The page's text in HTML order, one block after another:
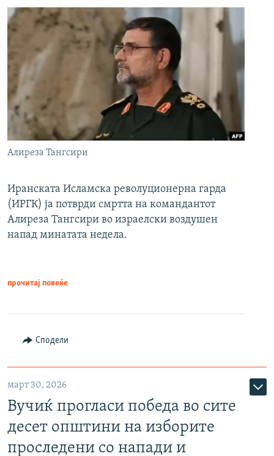
Алиреза Тангсири
Иранската Исламска револуционерна гарда
(ИРГК) ја потврди смртта на командантот
Алиреза Тангсири во израелски воздушен
напад минатата недела.
прочитај повеќе
Сподели
март 30, 2026
Вучиќ прогласи победа во сите
десет општини на изборите
проследени со напади и